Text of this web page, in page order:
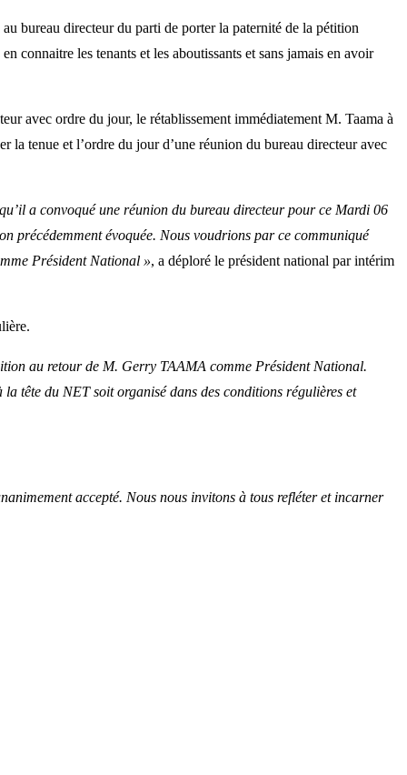
bureau directeur du parti de porter la paternité de la pétition
connaitre les tenants et les aboutissants et sans jamais en avoir
avec ordre du jour, le rétablissement immédiatement M. Taama à
tenue et l’ordre du jour d’une réunion du bureau directeur avec
a convoqué une réunion du bureau directeur pour ce Mardi 06
évoquée. Nous voudrions par ce communiqué
Président National », a déploré le président national par intérim
au retour de M. Gerry TAAMA comme Président National.
tête du NET soit organisé dans des conditions régulières et
accepté. Nous nous invitons à tous refléter et incarner